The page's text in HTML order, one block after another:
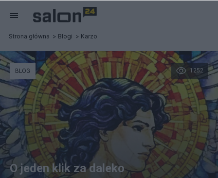
Strona główna Blogi Karzo
1252
BLOG
O jeden klik za daleko